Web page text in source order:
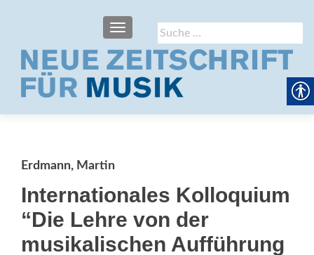
Suche
nach:
SCHALTE NAVIGATION
Erdmann, Martin
Internationales Kolloquium
“Die Lehre von der
musikalischen Aufführung